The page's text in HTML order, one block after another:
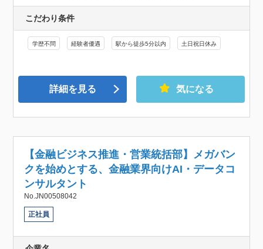
こだわり条件
学歴不問 経験者優遇 駅から徒歩5分以内 土日祝日休み
詳細を見る 気になる
【金融ビジネス推進・営業統括部】メガバン
クを始めとする、金融業界向けAI・データコ
ンサルタント
No.JN00508042
正社員